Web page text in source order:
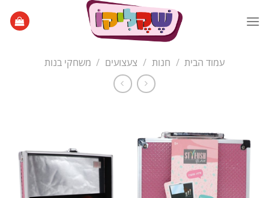
עמוד הבית / חנות / צעצועים / משחקי בנות